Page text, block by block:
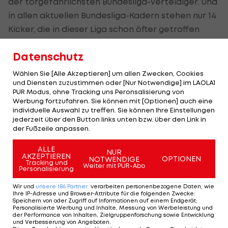
in allen aktuellen Bundesliga-Kadern stehen nur 14
Kicker, die in dieser Liga schon öfter getroffen
wurde.
Am öftesten ist Sonntleitner gemeinsam mit
Steffen Hofmann in der Meisterschaft am Feld
gestanden, nämlich 163 Mal. Dahinter folgenLouis
Schaub(118) und Deni Alar (114). Die meisten Duelle
wiederum hat er sich mit Andreas Ulmer geliefert
- nämlich 34 in der Liga. Es folgen
Leitgeb(33) und Manuel Ortlechner (29).
Seine Einsätze - Saison für Saison
Saison Verein Spiele Tore
Datenschutz
Wählen Sie [Alle Akzeptieren] um allen Zwecken, Cookies
und Diensten zuzustimmen oder [Nur Notwendige] im LAOLA1
PUR Modus, ohne Tracking uns Peronsalisierung von
Werbung fortzufahren. Sie können mit [Optionen] auch eine
individuelle Auswahl zu treffen. Sie können Ihre Einstellungen
jederzeit über den Button links unten bzw. über den Link in
der Fußzeile anpassen.
ALLE
AKZEPTIEREN
Tracking und
Personalisierung
NUR
NOTWENDIGE
Weiter mit PUR-Abo
OPTIONEN
Wir und unsere 186 Partner verarbeiten personenbezogene Daten, wie
Ihre IP-Adresse und Browser-Attribute für die folgenden Zwecke:
Speichern von oder Zugriff auf Informationen auf einem Endgerät;
Personalisierte Werbung und Inhalte, Messung von Werbeleistung und
der Performance von Inhalten, Zielgruppenforschung sowie Entwicklung
und Verbesserung von Angeboten.